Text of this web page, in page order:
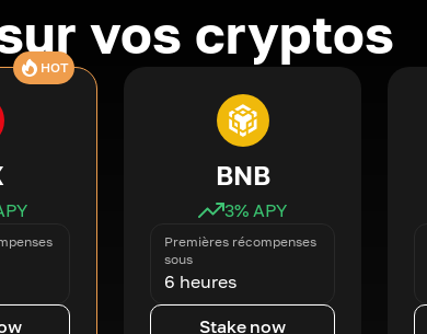
vos cryptos
HOT
BNB
3% APY
Premières récompenses
sous
6 heures
Stake now